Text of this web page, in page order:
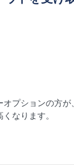
プションの方
なります。